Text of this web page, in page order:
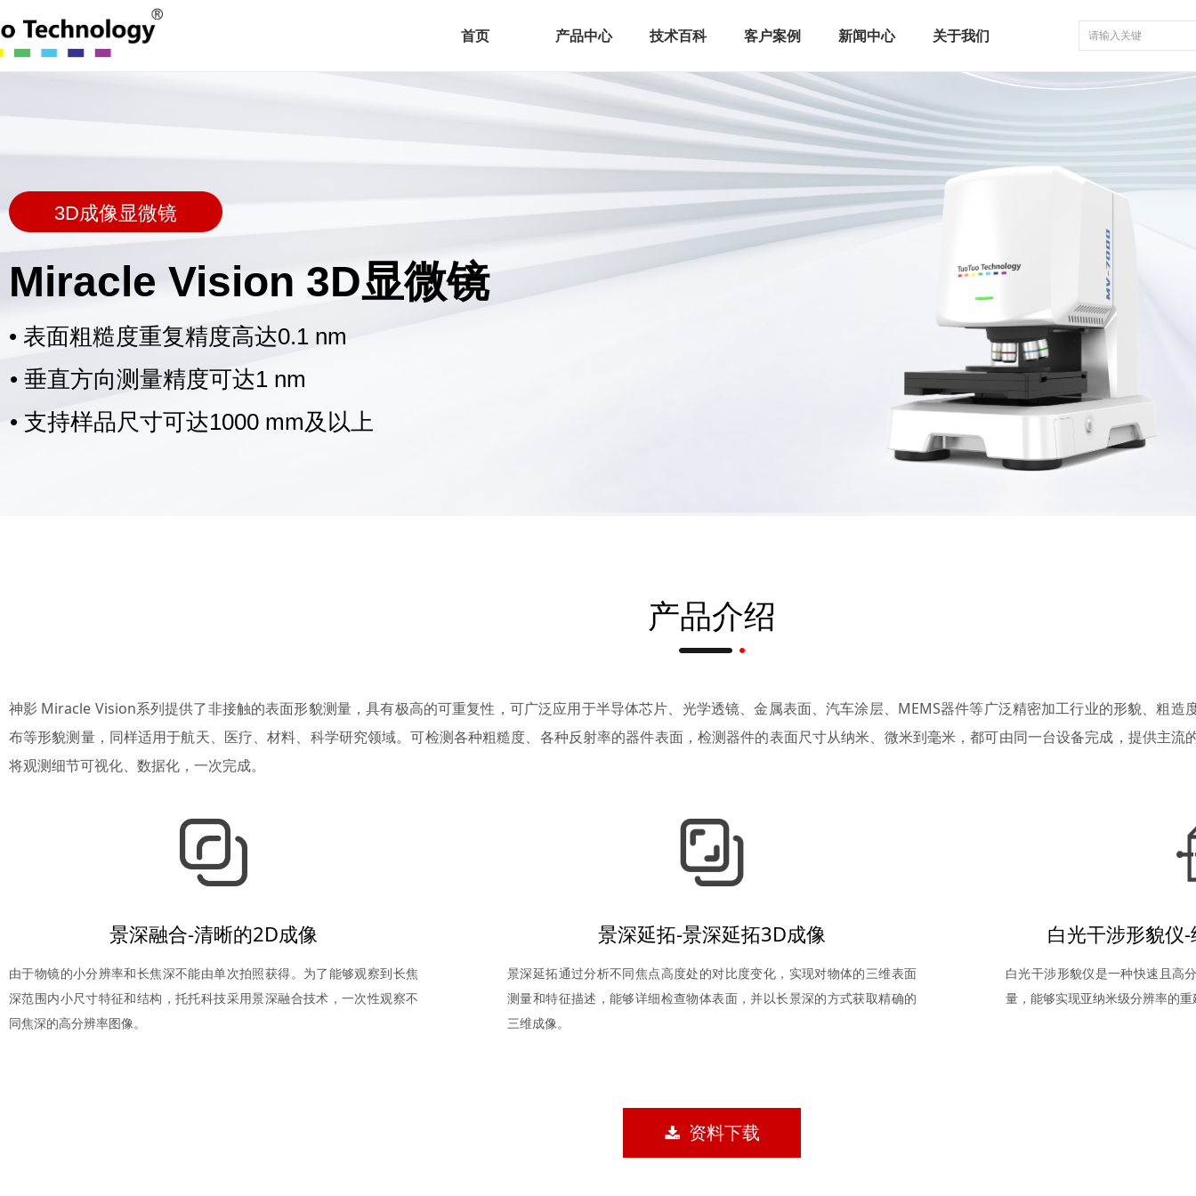
首页 产品中心 技术百科 客户案例 新闻中心 关于我们
Miracle Vision 3D显微镜
3D成像显微镜
• 表面粗糙度重复精度高达0.1 nm
• 垂直方向测量精度可达1 nm
• 支持样品尺寸可达1000 mm及以上
产品介绍
神影 Miracle Vision系列提供了非接触的表面形貌测量，具有极高的可重复性，可广泛应用于半导体芯片、光学透镜、金属表面、汽车涂层、MEMS器件等广泛精密加工行业的形貌、粗造
布等形貌测量，同样适用于航天、医疗、材料、科学研究领域。可检测各种粗糙度、各种反射率的器件表面，检测器件的表面尺寸从纳米、微米到毫米，都可由同一台设备完成，提供主流
将观测细节可视化、数据化，一次完成。
景深融合-清晰的2D成像
由于物镜的小分辨率和长焦深不能由单次拍照获得。为了能够观察到长焦
深范围内小尺寸特征和结构，托托科技采用景深融合技术，一次性观察不
同焦深的高分辨率图像。
景深延拓-景深延拓3D成像
景深延拓通过分析不同焦点高度处的对比度变化，实现对物体的三维表面
测量和特征描述，能够详细检查物体表面，并以长景深的方式获取精确的
三维成像。
白光干涉形貌仪
白光干涉形貌仪是一种快速且高
量，能够实现亚纳米级分辨率的重
끂 资料下载